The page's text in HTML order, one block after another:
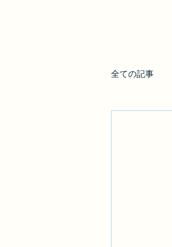
全ての記事